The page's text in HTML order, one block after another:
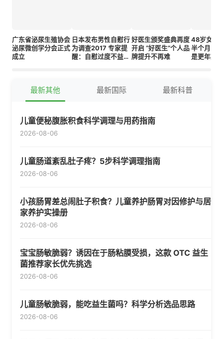
广东省泌尿生殖协会
泌尿微创学分会正式
成立
日本发布男性自慰行
为调查2017 专家提
醒：自慰过度不益于
好医生颁奖盛典再度
开启 “好医生”个人品
牌提升不再难
48岁女性
半个月了
是更年期
最新其他 最新国际 最新科普
儿童便秘腹胀积食科学调理与用药指南
2026-08-06
儿童肠道紊乱肚子疼？5步科学调理指南
2026-08-06
小孩肠胃差总闹肚子积食？儿童养护肠胃对因修护与居
家养护实操册
2026-08-06
宝宝肠敏脆弱？诱因在于肠粘膜受损，这款 OTC 益生
菌推荐家长优先挑选
2026-08-06
儿童肠敏脆弱，能吃益生菌吗？科学分析选品思路
2026-08-06